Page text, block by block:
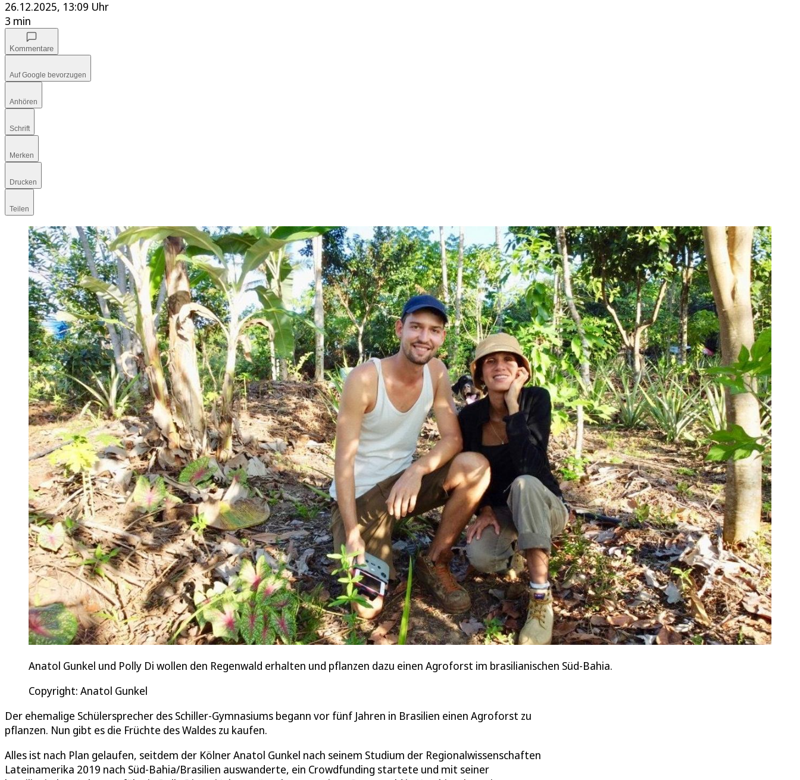
26.12.2025, 13:09 Uhr
3 min
Kommentare
Auf Google bevorzugen
Anhören
Schrift
Merken
Drucken
Teilen
Anatol Gunkel und Polly Di wollen den Regenwald erhalten und pflanzen dazu einen Agroforst im brasilianischen Süd-Bahia.
Copyright: Anatol Gunkel
Der ehemalige Schülersprecher des Schiller-Gymnasiums begann vor fünf Jahren in Brasilien einen Agroforst zu
pflanzen. Nun gibt es die Früchte des Waldes zu kaufen.
Alles ist nach Plan gelaufen, seitdem der Kölner Anatol Gunkel nach seinem Studium der Regionalwissenschaften
Lateinamerika 2019 nach Süd-Bahia/Brasilien auswanderte, ein Crowdfunding startete und mit seiner